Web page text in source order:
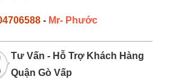
- Mr- Phước
Tư Vấn - Hỗ Trợ Khách Hàng
Quận Gò Vấp